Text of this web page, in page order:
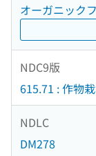
オーガニック
NDC9版
615.71 : 作物
NDLC
DM278